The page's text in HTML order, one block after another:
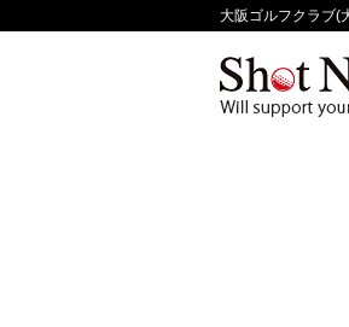
大阪ゴルフクラブ(